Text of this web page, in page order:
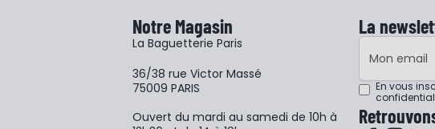
Notre Magasin
La Baguetterie Paris
36/38 rue Victor Massé
75009 PARIS
Ouvert du mardi au samedi de 10h à
La
Adresse e-
En vous